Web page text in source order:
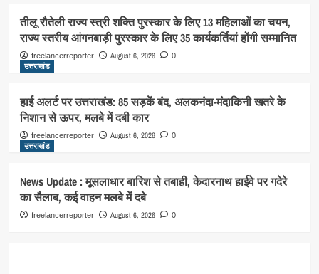
तीलू रौतेली राज्य स्त्री शक्ति पुरस्कार के लिए 13 महिलाओं का चयन,
राज्य स्तरीय आंगनबाड़ी पुरस्कार के लिए 35 कार्यकर्तियां होंगी सम्मानित
freelancerreporter August 6, 2026 0
उत्तराखंड
हाई अलर्ट पर उत्तराखंड: 85 सड़कें बंद, अलकनंदा-मंदाकिनी खतरे के
निशान से ऊपर, मलबे में दबी कार
freelancerreporter August 6, 2026 0
उत्तराखंड
News Update : मूसलाधार बारिश से तबाही, केदारनाथ हाईवे पर गदेरे
का सैलाब, कई वाहन मलबे में दबे
freelancerreporter August 6, 2026 0